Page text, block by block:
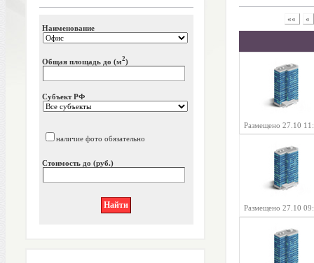
Наименование
Общая площадь до (м2)
Субъект РФ
наличие фото обязательно
Стоимость до (руб.)
«« «
Размещено 27.10
Размещено 27.10